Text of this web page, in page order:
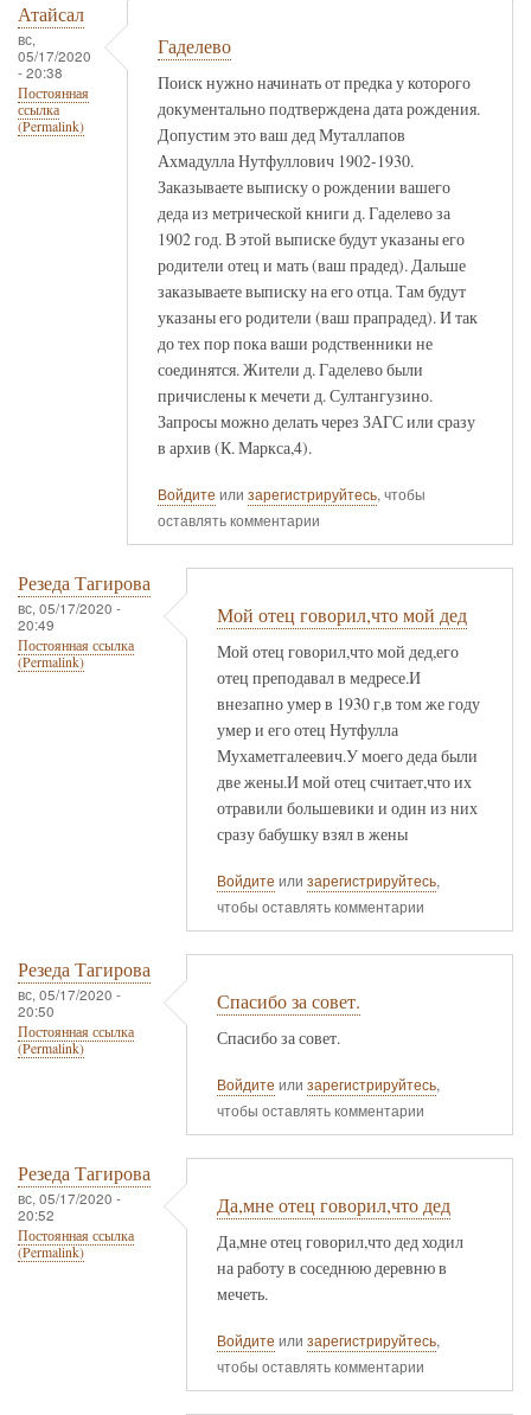
Атайсал
вс,
05/17/2020
- 20:38
Постоянная
ссылка
(Permalink)
Гаделево
Поиск нужно начинать от предка у которого
документально подтверждена дата рождения.
Допустим это ваш дед Муталлапов
Ахмадулла Нутфуллович 1902-1930.
Заказываете выписку о рождении вашего
деда из метрической книги д. Гаделево за
1902 год. В этой выписке будут указаны его
родители отец и мать (ваш прадед). Дальше
заказываете выписку на его отца. Там будут
указаны его родители (ваш прапрадед). И так
до тех пор пока ваши родственники не
соединятся. Жители д. Гаделево были
причислены к мечети д. Султангузино.
Запросы можно делать через ЗАГС или сразу
в архив (К. Маркса,4).
Войдите или зарегистрируйтесь, чтобы
оставлять комментарии
Резеда Тагирова
вс, 05/17/2020 -
20:49
Постоянная ссылка
(Permalink)
Мой отец говорил,что мой дед
Мой отец говорил,что мой дед,его
отец преподавал в медресе.И
внезапно умер в 1930 г,в том же году
умер и его отец Нутфулла
Мухаметгалеевич.У моего деда были
две жены.И мой отец считает,что их
отравили большевики и один из них
сразу бабушку взял в жены
Войдите или зарегистрируйтесь,
чтобы оставлять комментарии
Резеда Тагирова
вс, 05/17/2020 -
20:50
Постоянная ссылка
(Permalink)
Спасибо за совет.
Спасибо за совет.
Войдите или зарегистрируйтесь,
чтобы оставлять комментарии
Резеда Тагирова
вс, 05/17/2020 -
20:52
Постоянная ссылка
(Permalink)
Да,мне отец говорил,что дед
Да,мне отец говорил,что дед ходил
на работу в соседнюю деревню в
мечеть.
Войдите или зарегистрируйтесь,
чтобы оставлять комментарии